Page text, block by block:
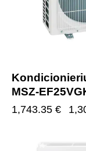
MSZ-
1,743.35 €